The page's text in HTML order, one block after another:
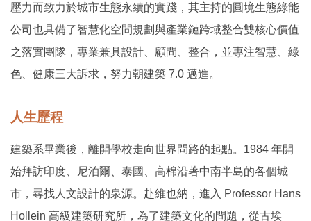
壓力而致力於城市生態永續的實踐，其主持的圓境生態綠能
公司也具備了智慧化空間規劃與產業鏈跨域整合雙核心價值
之落實團隊，專業兼具設計、顧問、整合，並專注智慧、綠
色、健康三大訴求，努力朝建築 7.0 邁進。
人生歷程
建築系畢業後，離開學校走向世界問路的起點。1984 年開
始拜訪印度、尼泊爾、泰國、高棉沿著中南半島的各個城
市，尋找人文設計的泉源。赴維也納，進入 Professor Hans
Hollein 高級建築研究所，為了建築文化的問題，從古埃